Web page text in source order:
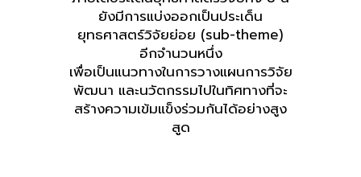
ยังมีการแบ่งออกเป็นประเด็น
ยุทธศาสตร์วิจัยย่อย (sub-theme)
อีกจำนวนหนึ่ง
เพื่อเป็นแนวทางในการวางแผนการวิจัย
พัฒนา และนวัตกรรมไปในทิศทางที่จะ
สร้างความเข้มแข็งร่วมกันได้อย่างสูง
สูด